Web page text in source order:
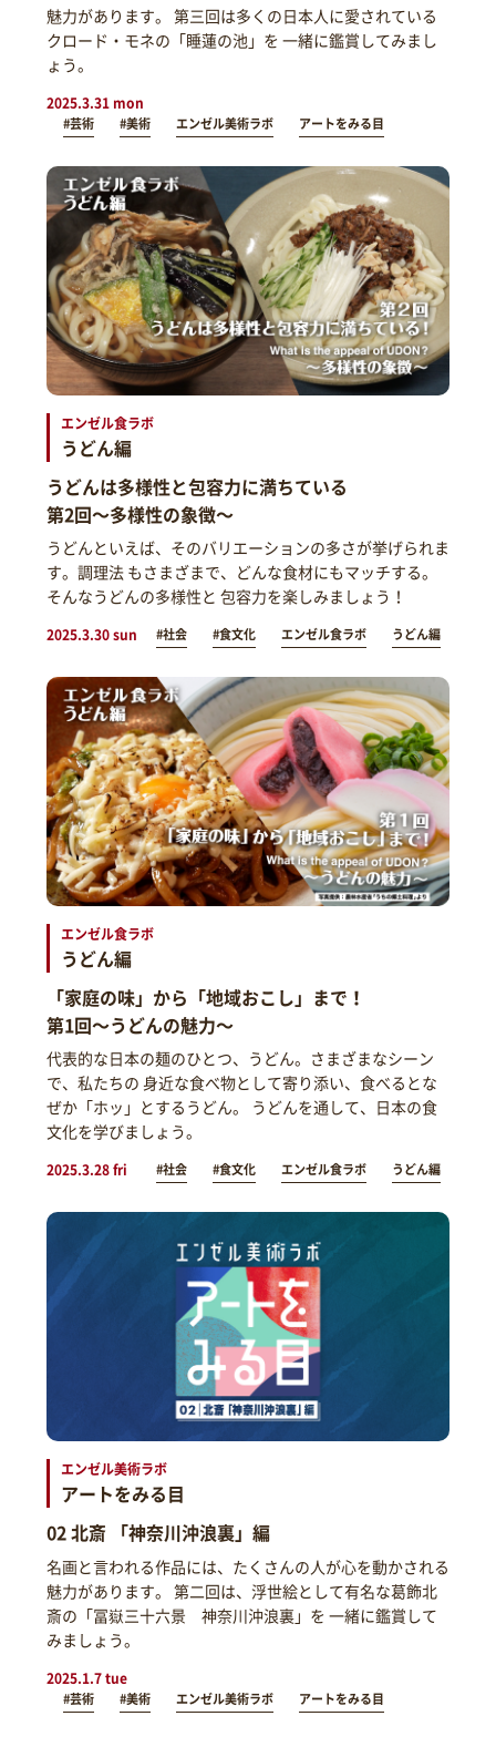
魅力があります。 第三回は多くの日本人に愛されている
クロード・モネの「睡蓮の池」を 一緒に鑑賞してみまし
ょう。
2025.3.31 mon
#芸術 #美術 エンゼル美術ラボ アートをみる目
エンゼル食ラボ
うどん編
うどんは多様性と包容力に満ちている
第2回～多様性の象徴～
うどんといえば、そのバリエーションの多さが挙げられま
す。調理法 もさまざまで、どんな食材にもマッチする。
そんなうどんの多様性と 包容力を楽しみましょう！
2025.3.30 sun #社会 #食文化 エンゼル食ラボ うどん編
エンゼル食ラボ
うどん編
「家庭の味」から「地域おこし」まで！
第1回～うどんの魅力～
代表的な日本の麺のひとつ、うどん。さまざまなシーン
で、私たちの 身近な食べ物として寄り添い、食べるとな
ぜか「ホッ」とするうどん。 うどんを通して、日本の食
文化を学びましょう。
2025.3.28 fri #社会 #食文化 エンゼル食ラボ うどん編
エンゼル美術ラボ
アートをみる目
02 北斎 「神奈川沖浪裏」編
名画と言われる作品には、たくさんの人が心を動かされる
魅力があります。 第二回は、浮世絵として有名な葛飾北
斎の「冨嶽三十六景 神奈川沖浪裏」を 一緒に鑑賞して
みましょう。
2025.1.7 tue
#芸術 #美術 エンゼル美術ラボ アートをみる目